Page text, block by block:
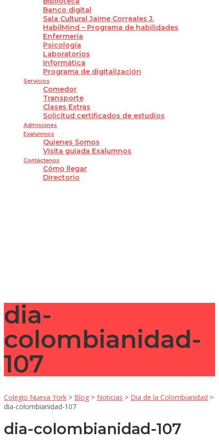
Banco digital
Sala Cultural Jaime Correales J.
HabilMind – Programa de habilidades
Enfermería
Psicología
Laboratorios
Informática
Programa de digitalización
Servicios
Comedor
Transporte
Clases Extras
Solicitud certificados de estudios
Admisiones
Exalumnos
Quienes Somos
Visita guiada Exalumnos
Contáctenos
Cómo llegar
Directorio
dia-
colombianidad-
107
Colegio Nueva York > Blog > Noticias > Dia de la Colombianidad >
dia-colombianidad-107
dia-colombianidad-107